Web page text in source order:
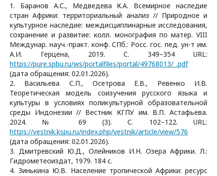
1. Баранов А.С., Медведева К.А. Всемирное наследие
стран Африки: территориальный анализ // Природное и
культурное наследие: междисциплинарные исследования,
сохранение и развитие: колл. монография по матер. VIII
Междунар. науч.-практ. конф. СПб.: Росс. гос. пед. ун-т им.
А.И. Герцена, 2019. C. 349–354 URL:
https://pure.spbu.ru/ws/portalfiles/portal/49768013/_.pdf
(дата обращения: 02.01.2026).
2. Васильева С.П., Осетрова Е.В., Ревенко И.В.
Теоретическая модель соизучения русского языка и
культуры в условиях поликультурной образовательной
среды Индонезии // Вестник КГПУ им. В.П. Астафьева.
2024. № 69 (3). С. 102–122. URL:
https://vestnik.kspu.ru/index.php/vestnik/article/view/576
(дата обращения: 02.01.2026).
3. Дмитревский Ю.Д., Олейников И.Н. Озера Африки. Л.:
Гидрометеоиздат, 1979. 184 с.
4. Зинькина Ю.В. Население тропической Африки: ресурс